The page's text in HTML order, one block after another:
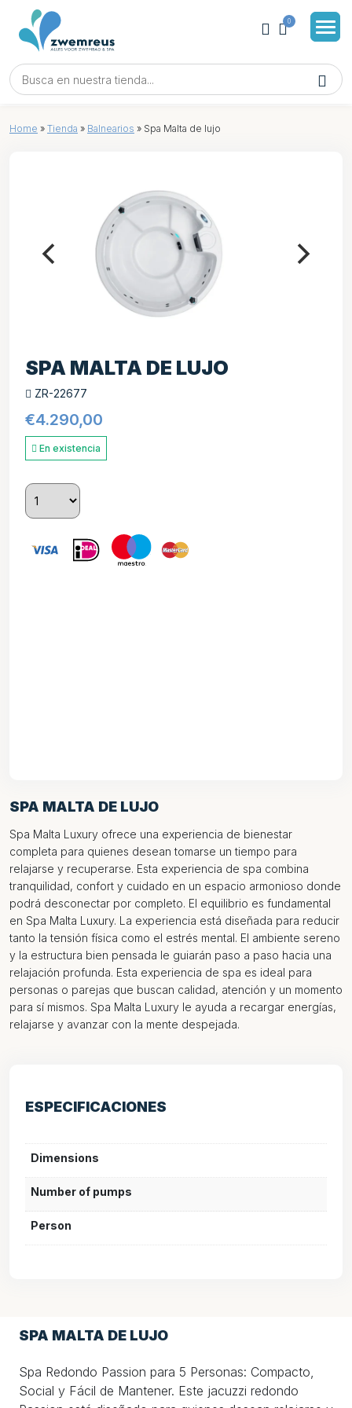
0
Home » Tienda » Balnearios » Spa Malta de lujo
SPA MALTA DE LUJO
Spa Malta Luxury ofrece una experiencia de bienestar
completa para quienes desean tomarse un tiempo para
relajarse y recuperarse. Esta experiencia de spa combina
tranquilidad, confort y cuidado en un espacio armonioso donde
podrá desconectar por completo. El equilibrio es fundamental
en Spa Malta Luxury. La experiencia está diseñada para reducir
tanto la tensión física como el estrés mental. El ambiente sereno
y la estructura bien pensada le guiarán paso a paso hacia una
relajación profunda. Esta experiencia de spa es ideal para
personas o parejas que buscan calidad, atención y un momento
para sí mismos. Spa Malta Luxury le ayuda a recargar energías,
relajarse y avanzar con la mente despejada.
ESPECIFICACIONES
Dimensions
Number of pumps
Person
SPA MALTA DE LUJO
ZR-22677
€4.290,00
En existencia
SPA MALTA DE LUJO
Spa Redondo Passion para 5 Personas: Compacto,
Social y Fácil de Mantener. Este jacuzzi redondo